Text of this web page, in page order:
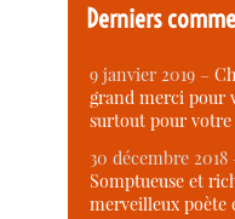
Derniers
9 janvier 2019 –
grand merci pour
surtout pour
30 décembre
Somptueuse et
merveilleux